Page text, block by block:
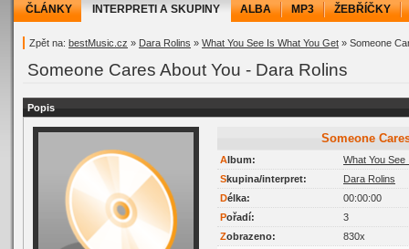
ČLÁNKY INTERPRETI A SKUPINY ALBA MP3 ŽEBŘÍČKY
Zpět na: bestMusic.cz » Dara Rolins » What You See Is What You Get » Someone
Someone Cares About You - Dara Rolins
Popis
Someone
Album:
What You See
Skupina/interpret:
Dara Rolins
Délka:
00:00:00
Pořadí:
3
Zobrazeno:
830x